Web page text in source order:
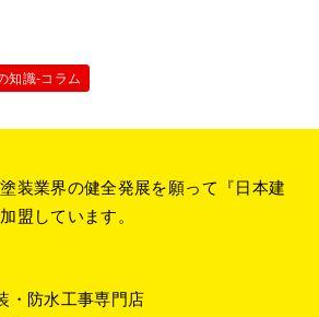
知識‐コラム
装業界の健全発展を願って『 日本建
盟しています。
・防水工事専門店